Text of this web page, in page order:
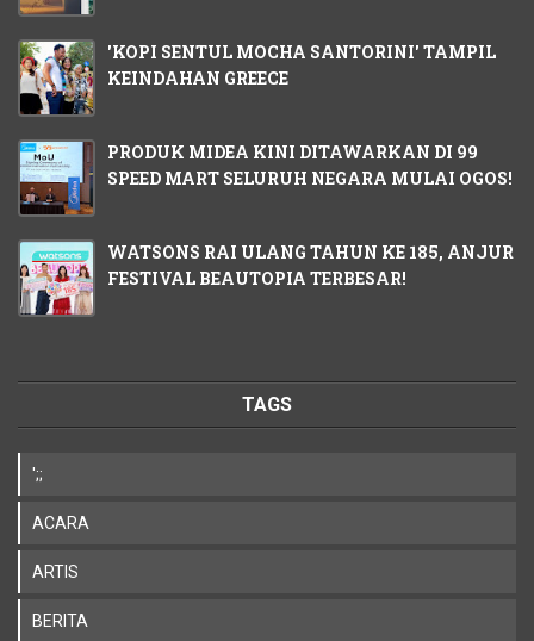
'KOPI SENTUL MOCHA SANTORINI' TAMPIL
KEINDAHAN GREECE
PRODUK MIDEA KINI DITAWARKAN DI 99
SPEED MART SELURUH NEGARA MULAI OGOS!
WATSONS RAI ULANG TAHUN KE 185, ANJUR
FESTIVAL BEAUTOPIA TERBESAR!
TAGS
';;
ACARA
ARTIS
BERITA